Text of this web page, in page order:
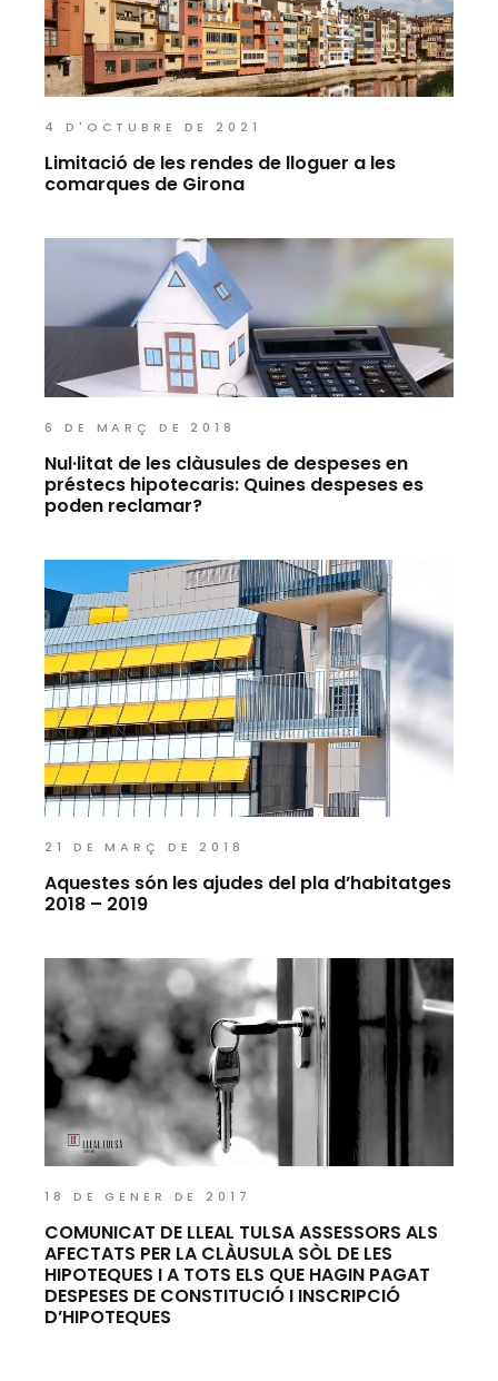
4 D'OCTUBRE DE 2021
Limitació de les rendes de lloguer a les
comarques de Girona
6 DE MARÇ DE 2018
Nul·litat de les clàusules de despeses en
préstecs hipotecaris: Quines despeses es
poden reclamar?
21 DE MARÇ DE 2018
Aquestes són les ajudes del pla d’habitatges
2018 – 2019
18 DE GENER DE 2017
COMUNICAT DE LLEAL TULSA ASSESSORS ALS
AFECTATS PER LA CLÀUSULA SÒL DE LES
HIPOTEQUES I A TOTS ELS QUE HAGIN PAGAT
DESPESES DE CONSTITUCIÓ I INSCRIPCIÓ
D’HIPOTEQUES